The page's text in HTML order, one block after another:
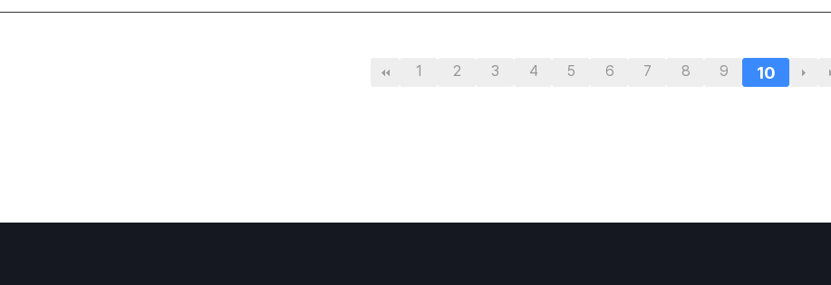
1 2 3 4 5 6 7 8 9 10
맨끝